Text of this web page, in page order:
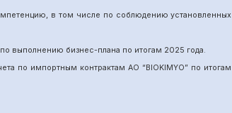
в том числе по соблюдению установленных
выполнению бизнес-плана по итогам 2025 года.
по импортным контрактам АО “BIOKIMYO” по итогам